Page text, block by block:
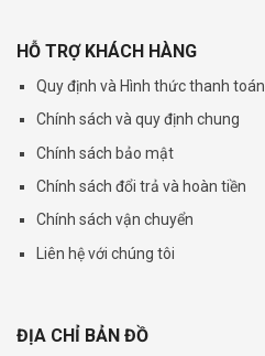
HỖ TRỢ KHÁCH HÀNG
Quy định và Hình thức thanh toán
Chính sách và quy định chung
Chính sách bảo mật
Chính sách đổi trả và hoàn tiền
Chính sách vận chuyển
Liên hệ với chúng tôi
ĐỊA CHỈ BẢN ĐỒ